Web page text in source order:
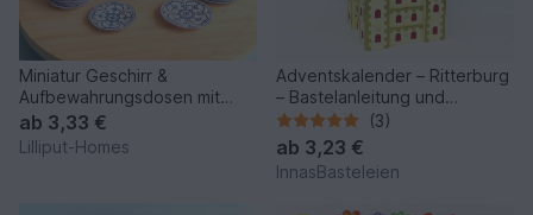
Miniatur Geschirr &
Aufbewahrungsdosen mit
Friesenmuster 1:12
ab 3,33 €
Lilliput-Homes
Adventskalender – Ritterburg
– Bastelanleitung und
Vorlagen
(3)
ab 3,23 €
InnasBasteleien